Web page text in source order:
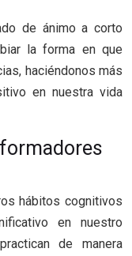
de ánimo a corto
la forma en que
haciéndonos más
en nuestra vida
hábitos cognitivos
en nuestro
de manera